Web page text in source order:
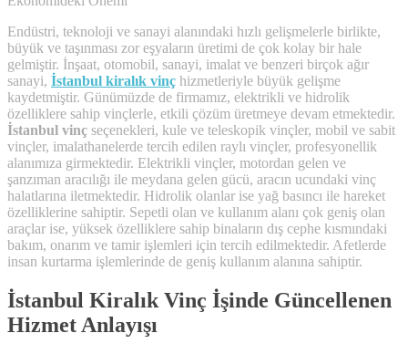
Endüstri, teknoloji ve sanayi alanındaki hızlı gelişmelerle birlikte,
büyük ve taşınması zor eşyaların üretimi de çok kolay bir hale
gelmiştir. İnşaat, otomobil, sanayi, imalat ve benzeri birçok ağır
sanayi, İstanbul kiralık vinç hizmetleriyle büyük gelişme
kaydetmiştir. Günümüzde de firmamız, elektrikli ve hidrolik
özelliklere sahip vinçlerle, etkili çözüm üretmeye devam etmektedir.
İstanbul vinç seçenekleri, kule ve teleskopik vinçler, mobil ve sabit
vinçler, imalathanelerde tercih edilen raylı vinçler, profesyonellik
alanımıza girmektedir. Elektrikli vinçler, motordan gelen ve
şanzıman aracılığı ile meydana gelen gücü, aracın ucundaki vinç
halatlarına iletmektedir. Hidrolik olanlar ise yağ basıncı ile hareket
özelliklerine sahiptir. Sepetli olan ve kullanım alanı çok geniş olan
araçlar ise, yüksek özelliklere sahip binaların dış cephe kısmındaki
bakım, onarım ve tamir işlemleri için tercih edilmektedir. Afetlerde
insan kurtarma işlemlerinde de geniş kullanım alanına sahiptir.
İstanbul Kiralık Vinç İşinde Güncellenen
Hizmet Anlayışı